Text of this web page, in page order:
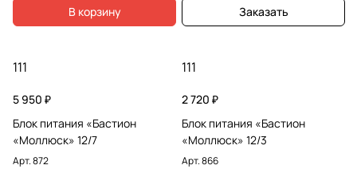
В корзину Заказать
111
5 950 ₽
Блок питания «Бастион
«Моллюск» 12/7
Арт.872
111
2 720 ₽
Блок питания «Бастион
«Моллюск» 12/3
Арт.866